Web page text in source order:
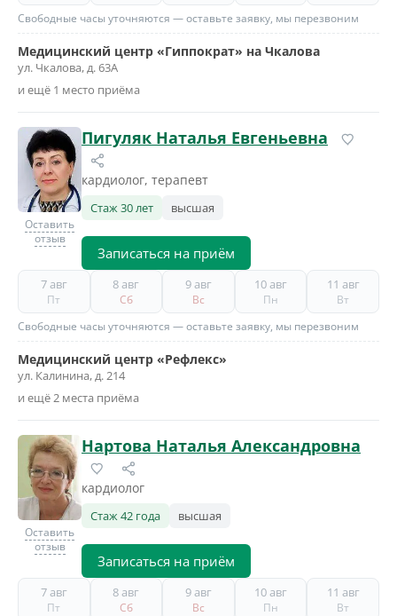
Свободные часы уточняются — оставьте заявку, мы перезвоним
Медицинский центр «Гиппократ» на Чкалова
ул. Чкалова, д. 63А
и ещё 1 место приёма
Оставить
отзыв
Пигуляк Наталья Евгеньевна
кардиолог, терапевт
Стаж 30 лет высшая
Записаться на приём
7 авг
Пт
8 авг
Сб
9 авг
Вс
10 авг
Пн
11 авг
Вт
Свободные часы уточняются — оставьте заявку, мы перезвоним
Медицинский центр «Рефлекс»
ул. Калинина, д. 214
и ещё 2 места приёма
Оставить
отзыв
Нартова Наталья Александровна
кардиолог
Стаж 42 года высшая
Записаться на приём
7 авг
Пт
8 авг
Сб
9 авг
Вс
10 авг
Пн
11 авг
Вт